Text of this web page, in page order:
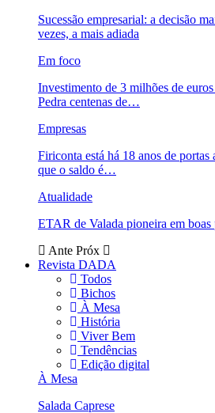
Sucessão empresarial: a decisão
vezes, a mais adiada
Em foco
Investimento de 3 milhões de
Pedra centenas de…
Empresas
Firiconta está há 18 anos de
que o saldo é…
Atualidade
ETAR de Valada pioneira em boas
Ante Próx
Revista DADA
Todos
Bichos
À Mesa
História
Viver Bem
Tendências
Edição digital
À Mesa
Salada Caprese